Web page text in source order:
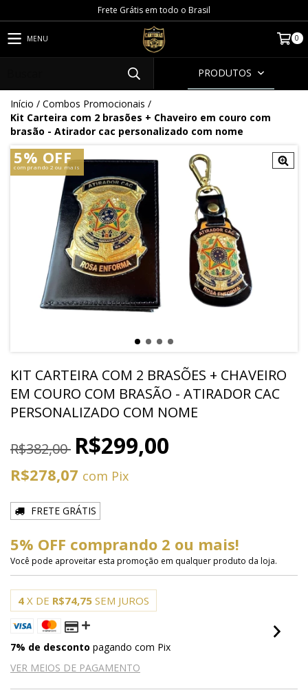
Frete Grátis em todo o Brasil
MENU 0
PRODUTOS
Início / Combos Promocionais /
Kit Carteira com 2 brasões + Chaveiro em couro com
brasão - Atirador cac personalizado com nome
5% OFF
comprando 2 ou mais
KIT CARTEIRA COM 2 BRASÕES + CHAVEIRO
EM COURO COM BRASÃO - ATIRADOR CAC
PERSONALIZADO COM NOME
R$382,00 R$299,00
R$278,07 com Pix
FRETE GRÁTIS
5% OFF comprando 2 ou mais!
Você pode aproveitar esta promoção em qualquer produto da loja.
4 X DE R$74,75 SEM JUROS
7% de desconto pagando com Pix
VER MEIOS DE PAGAMENTO